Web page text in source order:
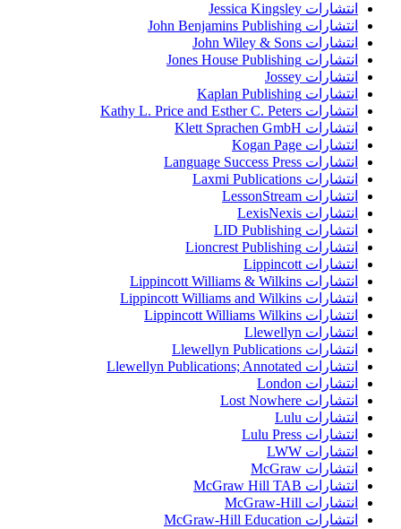
انتشارات Jessica Kingsley
انتشارات John Benjamins Publishing
انتشارات John Wiley & Sons
انتشارات Jones House Publishing
انتشارات Jossey
انتشارات Kaplan Publishing
انتشارات Kathy L. Price and Esther C. Peters
انتشارات Klett Sprachen GmbH
انتشارات Kogan Page
انتشارات Language Success Press
انتشارات Laxmi Publications
انتشارات LessonStream
انتشارات LexisNexis
انتشارات LID Publishing
انتشارات Lioncrest Publishing
انتشارات Lippincott
انتشارات Lippincott Williams & Wilkins
انتشارات Lippincott Williams and Wilkins
انتشارات Lippincott Williams Wilkins
انتشارات Llewellyn
انتشارات Llewellyn Publications
انتشارات Llewellyn Publications; Annotated
انتشارات London
انتشارات Lost Nowhere
انتشارات Lulu
انتشارات Lulu Press
انتشارات LWW
انتشارات McGraw
انتشارات McGraw Hill TAB
انتشارات McGraw-Hill
انتشارات McGraw-Hill Education